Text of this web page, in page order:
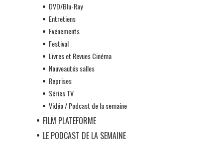
DVD/Blu-Ray
Entretiens
Evénements
Festival
Livres et Revues Cinéma
Nouveautés salles
Reprises
Séries TV
Vidéo / Podcast de la semaine
FILM PLATEFORME
LE PODCAST DE LA SEMAINE